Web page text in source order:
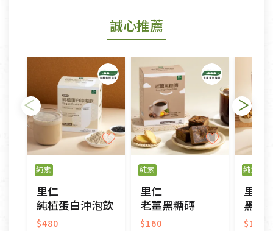
若您購買的商品有下列「不適用七天鑑賞期商品」情
形者，除商品瑕疵以外，恕不接受退換貨.
依消保法之規定提供該商品七天免費鑑賞期(含例假
日)的服務，原則上若商品未經使用或被汙損(除商品
瑕疵)，一般皆可申請退換貨。
不適用七天鑑賞期商品：
以數位或電磁紀錄形式儲存之商品、易於變質或損壞
之商品、以及性質上無法或不適合退換之商品：如
CD、VCD、DVD、電腦軟體，若產品瑕疵無法讀取僅
接受原片換新。
衣飾鞋類-如T恤，如於送達後水洗或污損者。
美容保養用品、內衣褲、襪子、口罩等私人消耗性產
誠心推薦
純素
里仁
純植蛋白沖泡飲
$480
純素
里仁
老薑黑糖磚
$160
純素
里仁
黑米核
$190